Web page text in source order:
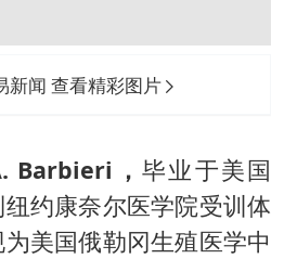
新闻 查看精彩图片
Barbieri， 毕业于美国
约康奈尔医学院受训体
美国俄勒冈生殖医学中